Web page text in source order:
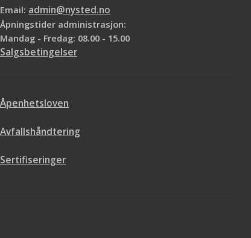
Email: admin@nysted.no
Åpningstider administrasjon:
Mandag - Fredag: 08.00 - 15.00
Salgsbetingelser
Åpenhetsloven
Avfallshåndtering
Sertifiseringer